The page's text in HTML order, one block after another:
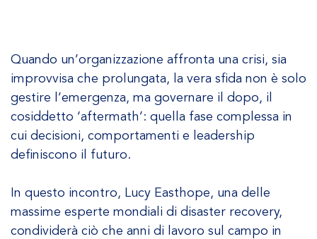
Quando un’organizzazione affronta una crisi, sia
improvvisa che prolungata, la vera sfida non è solo
gestire l’emergenza, ma governare il dopo, il
cosiddetto ‘aftermath’: quella fase complessa in
cui decisioni, comportamenti e leadership
definiscono il futuro.
In questo incontro, Lucy Easthope, una delle
massime esperte mondiali di disaster recovery,
condividerà ciò che anni di lavoro sul campo in